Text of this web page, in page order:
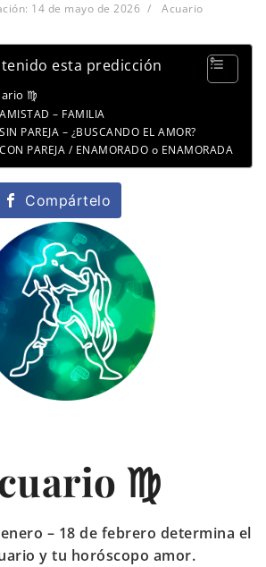
14 de mayo de 2026 Acuario
esta predicción
♍
AMISTAD – FAMILIA
SIN PAREJA – ¿BUSCANDO EL AMOR?
CON PAREJA / ENAMORADO o ENAMORADA
Compártelo
♍
– 18 de febrero determina el
y tu horóscopo amor.